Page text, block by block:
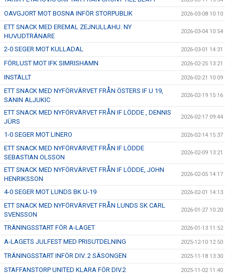
OAVGJORT MOT BOSNA INFÖR STORPUBLIK 2026-03-08 10:10
ETT SNACK MED EREMAL ZEJNULLAHU. NY
HUVUDTRÄNARE
2026-03-04 10:54
2-0 SEGER MOT KULLADAL 2026-03-01 14:31
FÖRLUST MOT IFK SIMRISHAMN 2026-02-25 13:21
INSTÄLLT 2026-02-21 10:09
ETT SNACK MED NYFÖRVÄRVET FRÅN ÖSTERS IF U 19,
SANIN ALJUKIC
2026-02-19 15:16
ETT SNACK MED NYFÖRVÄRVET FRÅN IF LÖDDE , DENNIS
JÜRS
2026-02-17 09:44
1-0 SEGER MOT LINERO 2026-02-14 15:37
ETT SNACK MED NYFÖRVÄRVET FRÅN IF LÖDDE
SEBASTIAN OLSSON
2026-02-09 13:21
ETT SNACK MED NYFÖRVÄRVET FRÅN IF LÖDDE, JOHN
HENRIKSSON
2026-02-05 14:17
4-0 SEGER MOT LUNDS BK U-19 2026-02-01 14:13
ETT SNACK MED NYFÖRVÄRVET FRÅN LUNDS SK CARL
SVENSSON
2026-01-27 10:20
TRÄNINGSSTART FÖR A-LAGET 2026-01-13 11:52
A-LAGETS JULFEST MED PRISUTDELNING 2025-12-10 12:50
TRÄNINGSSTART INFÖR DIV. 2 SÄSONGEN 2025-11-18 13:30
STAFFANSTORP UNITED KLARA FÖR DIV.2 2025-11-02 11:40